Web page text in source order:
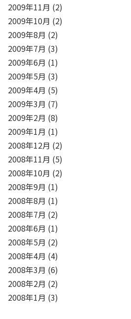
2009年11月 (2)
2009年10月 (2)
2009年8月 (2)
2009年7月 (3)
2009年6月 (1)
2009年5月 (3)
2009年4月 (5)
2009年3月 (7)
2009年2月 (8)
2009年1月 (1)
2008年12月 (2)
2008年11月 (5)
2008年10月 (2)
2008年9月 (1)
2008年8月 (1)
2008年7月 (2)
2008年6月 (1)
2008年5月 (2)
2008年4月 (4)
2008年3月 (6)
2008年2月 (2)
2008年1月 (3)